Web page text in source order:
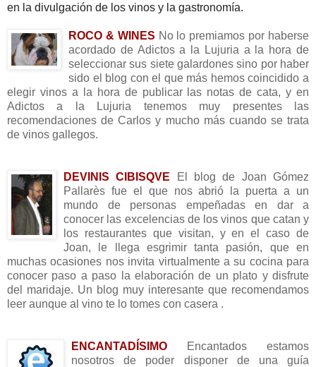
en la divulgación de los vinos y la gastronomía.
ROCO & WINES No lo premiamos por haberse
acordado de Adictos a la Lujuria a la hora de
seleccionar sus siete galardones sino por haber
sido el blog con el que más hemos coincidido a
elegir vinos a la hora de publicar las notas de cata, y en
Adictos a la Lujuria tenemos muy presentes las
recomendaciones de Carlos y mucho más cuando setrata
de vinos gallegos.
DEVINIS CIBISQVE
El blog de Joan Gómez
Pallarès fue el que nos abrió la puerta a un
mundo de personas empeñadas en dar a
conocer las excelencias de los vinos que catan y
los restaurantes que visitan, y en el caso de
Joan, le llega esgrimir tanta pasión, que en
muchas ocasiones nos invita virtualmente a su cocina para
conocer paso a paso la elaboración de un plato y disfrute
del maridaje. Un blog muy interesante que recomendamos
leer aunque al vino te lo tomes con casera .
ENCANTADÍSIMO
Encantados estamos
nosotros de poder disponer de una guía